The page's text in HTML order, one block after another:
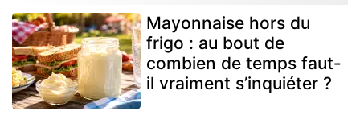
Mayonnaise hors du
frigo : au bout de
combien de temps faut-
il vraiment s’inquiéter ?